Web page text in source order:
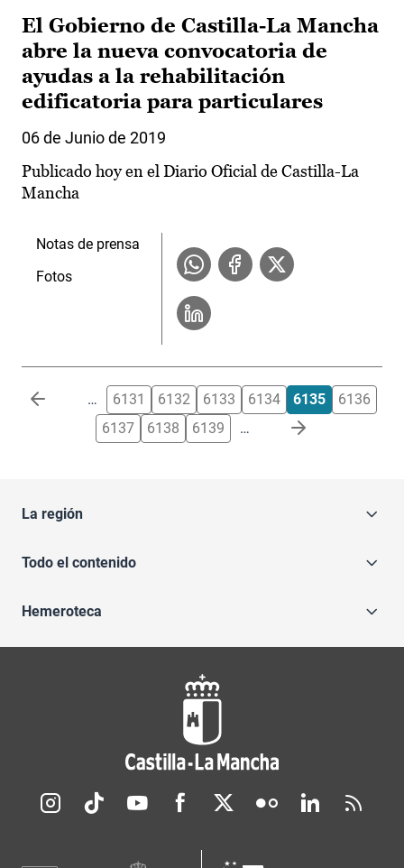
El Gobierno de Castilla-La Mancha
abre la nueva convocatoria de
ayudas a la rehabilitación
edificatoria para particulares
06 de Junio de 2019
Publicado hoy en el Diario Oficial de Castilla-La
Mancha
Notas de prensa
Fotos
Paginación … 6131 6132 6133 6134 6135
6136
6137
6138 6139 …
La región
Todo el contenido
Hemeroteca
Redes sociales JCCM